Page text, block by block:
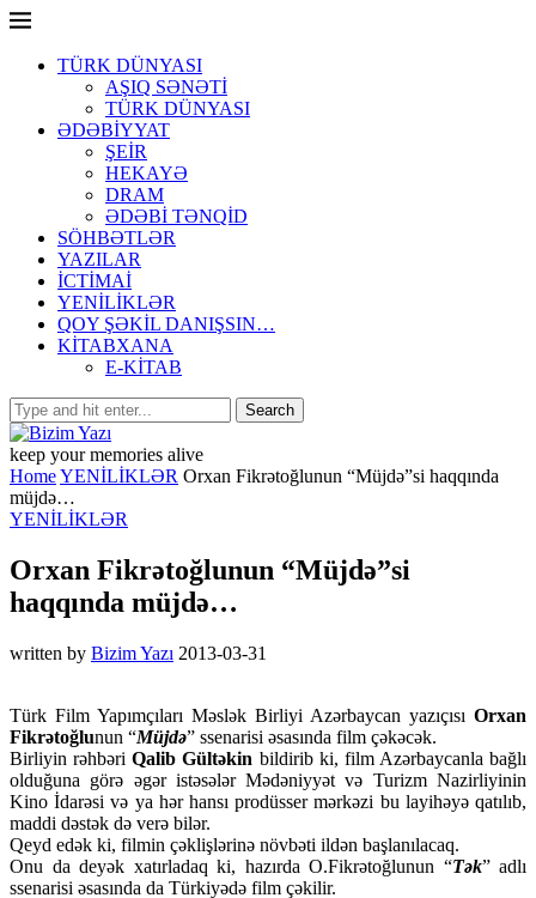
TÜRK DÜNYASI
AŞIQ SƏNƏTİ
TÜRK DÜNYASI
ƏDƏBİYYAT
ŞEİR
HEKAYƏ
DRAM
ƏDƏBİ TƏNQİD
SÖHBƏTLƏR
YAZILAR
İCTİMAİ
YENİLİKLƏR
QOY ŞƏKİL DANIŞSIN…
KİTABXANA
E-KİTAB
keep your memories alive
HomeYENİLİKLƏR Orxan Fikrətoğlunun “Müjdə”si haqqında
müjdə…
YENİLİKLƏR
Orxan Fikrətoğlunun “Müjdə”si
haqqında müjdə…
written by Bizim Yazı 2013-03-31
Türk Film Yapımçıları Məslək Birliyi Azərbaycan yazıçısı Orxan
Fikrətoğlunun “Müjdə” ssenarisi əsasında film çəkəcək.
Birliyin rəhbəriQalib Gültəkin bildirib ki, film Azərbaycanla bağlı
olduğuna görə əgər istəsələr Mədəniyyət və Turizm Nazirliyinin
Kino İdarəsi və ya hər hansı prodüsser mərkəzi bu layihəyə qatılıb,
maddi dəstək də verə bilər.
Qeyd edək ki, filmin çəklişlərinə növbəti ildən başlanılacaq.
Onu da deyək xatırladaq ki, hazırda O.Fikrətoğlunun “Tək” adlı
ssenarisi əsasında da Türkiyədə film çəkilir.